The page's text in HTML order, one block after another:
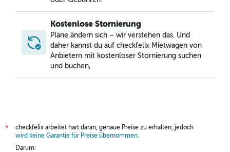
Kostenlose Stornierung
Pläne ändern sich – wir verstehen das. Und
daher kannst du auf checkfelix Mietwagen von
Anbietern mit kostenloser Stornierung suchen
und buchen,
*
checkfelix arbeitet hart daran, genaue Preise zu erhalten, jedoch
wird keine Garantie für Preise übernommen.
Darum: